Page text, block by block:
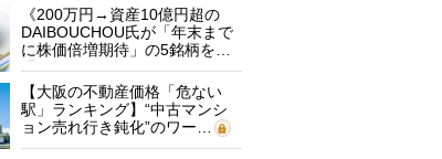
《200万円→資産10億円超の
DAIBOUCHOU氏が「年末まで
に株価倍増期待」の5銘柄を…
【大阪の不動産価格「危ない
駅」ランキング】“中古マンシ
ョン売れ行き鈍化”のワー…